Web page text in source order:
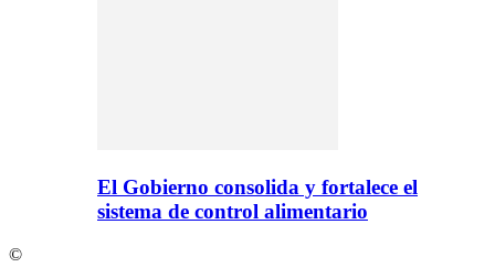
El Gobierno consolida y fortalece el
sistema de control alimentario
©